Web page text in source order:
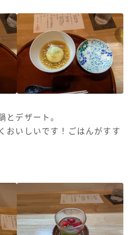
とデザート。
おいしいです！ごはんがすす